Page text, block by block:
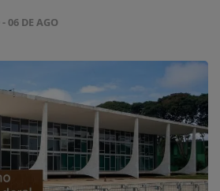
- 06 DE AGO